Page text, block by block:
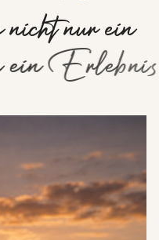
nichtnur ein
einErlebnis